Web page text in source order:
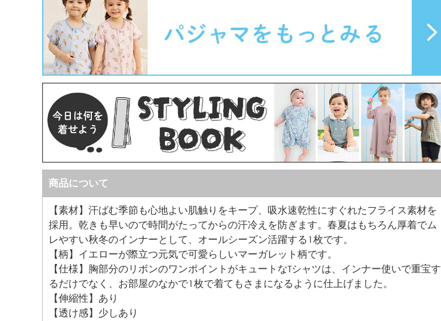
商品について
【素材】汗ばむ季節も心地よい肌触りをキープ、吸水速乾性にすぐれたフライス素材を
採用。乾きも早いので時間がたってからの汗冷えを防ぎます。春夏はもちろん厚着でム
レやすい秋冬のインナーとして、オールシーズン活躍する1枚です。
【柄】イエローが際立つ元気で可愛らしいマーガレット柄です。
【仕様】胸部分のリボンのワンポイントがキュートなTシャツは、インナー使いで重宝す
るだけでなく、お部屋のなかで1枚で着てもさまになるように仕上げました。
【伸縮性】あり
【透け感】少しあり